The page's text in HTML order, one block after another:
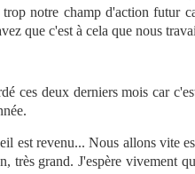
notre champ d'action futur
que c'est à cela que nous
ces deux derniers mois car
est revenu... Nous allons vite
très grand. J'espère vivement